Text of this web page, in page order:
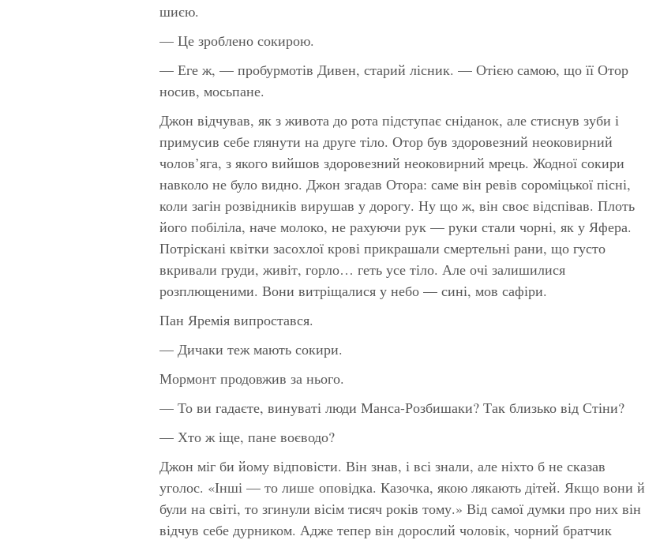
шиєю.
— Це зроблено сокирою.
— Еге ж, — пробурмотів Дивен, старий лісник. — Отією самою, що її Отор
носив, мосьпане.
Джон відчував, як з живота до рота підступає сніданок, але стиснув зуби і
примусив себе глянути на друге тіло. Отор був здоровезний неоковирний
чолов’яга, з якого вийшов здоровезний неоковирний мрець. Жодної сокири
навколо не було видно. Джон згадав Отора: саме він ревів сороміцької пісні,
коли загін розвідників вирушав у дорогу. Ну що ж, він своє відспівав. Плоть
його побіліла, наче молоко, не рахуючи рук — руки стали чорні, як у Яфера.
Потріскані квітки засохлої крові прикрашали смертельні рани, що густо
вкривали груди, живіт, горло… геть усе тіло. Але очі залишилися
розплющеними. Вони витріщалися у небо — сині, мов сафіри.
Пан Яремія випростався.
— Дичаки теж мають сокири.
Мормонт продовжив за нього.
— То ви гадаєте, винуваті люди Манса-Розбишаки? Так близько від Стіни?
— Хто ж іще, пане воєводо?
Джон міг би йому відповісти. Він знав, і всі знали, але ніхто б не сказав
уголос. «Інші — то лише оповідка. Казочка, якою лякають дітей. Якщо вони й
були на світі, то згинули вісім тисяч років тому.» Від самої думки про них він
відчув себе дурником. Адже тепер він дорослий чоловік, чорний братчик